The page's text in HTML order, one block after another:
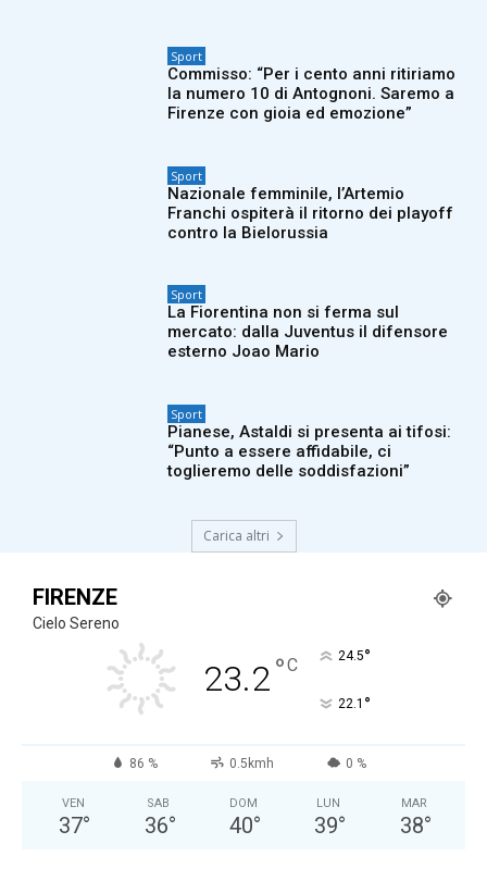
Sport
Commisso: “Per i cento anni ritiriamo
la numero 10 di Antognoni. Saremo a
Firenze con gioia ed emozione”
Sport
Nazionale femminile, l’Artemio
Franchi ospiterà il ritorno dei playoff
contro la Bielorussia
Sport
La Fiorentina non si ferma sul
mercato: dalla Juventus il difensore
esterno Joao Mario
Sport
Pianese, Astaldi si presenta ai tifosi:
“Punto a essere affidabile, ci
toglieremo delle soddisfazioni”
Carica altri
FIRENZE
Cielo Sereno
23.2°C 24.5°
22.1 °
86 % 0.5kmh 0 %
VEN
37°
SAB
36°
DOM
40°
LUN
39°
MAR
38°